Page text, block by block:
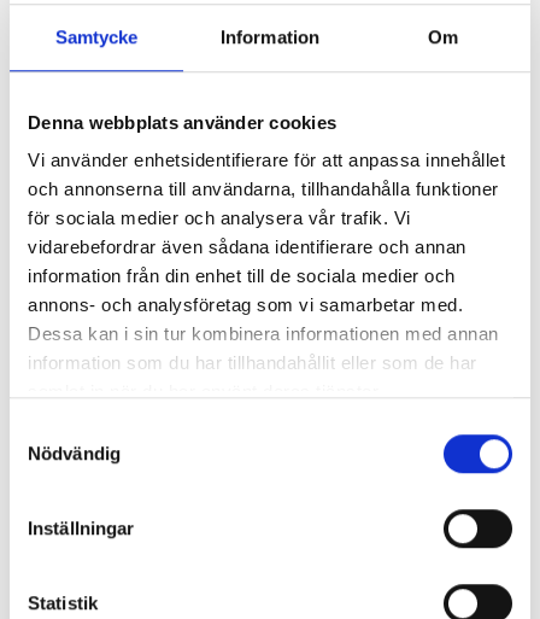
Samtycke Information Om
Denna webbplats använder cookies
Vi använder enhetsidentifierare för att anpassa innehållet
och annonserna till användarna, tillhandahålla funktioner
för sociala medier och analysera vår trafik. Vi
vidarebefordrar även sådana identifierare och annan
information från din enhet till de sociala medier och
annons- och analysföretag som vi samarbetar med.
Dessa kan i sin tur kombinera informationen med annan
information som du har tillhandahållit eller som de har
Nödvändig
Inställningar
Statistik
1 960 kr
FRAM OCH BAK CREWCAB I 14-
24
Artikelnr:DO0161
4 610kr
Lägg i varukorg
Kategorier:Chevrolet Silverado | 2019-2026
Uppgradering
Artikelnr:CV0241
Alternativ
Lägg i varukorg
*** Detta tillbehör kan påverka ditt fordons köregenskaper.
BOR140773
Relaterade produkter